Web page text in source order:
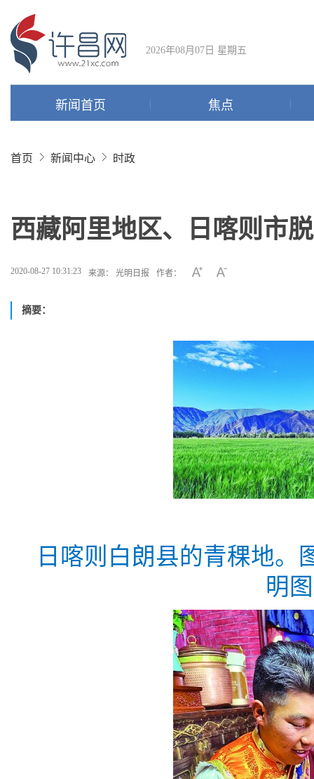
2026年08月07日 星期五
新闻首页 焦点
首页 新闻中心 时政
西藏阿里地区、日喀则市
2020-08-27 10:31:23 来源： 光明日报 作者：
摘要：
日喀则白朗县的青稞地。
明